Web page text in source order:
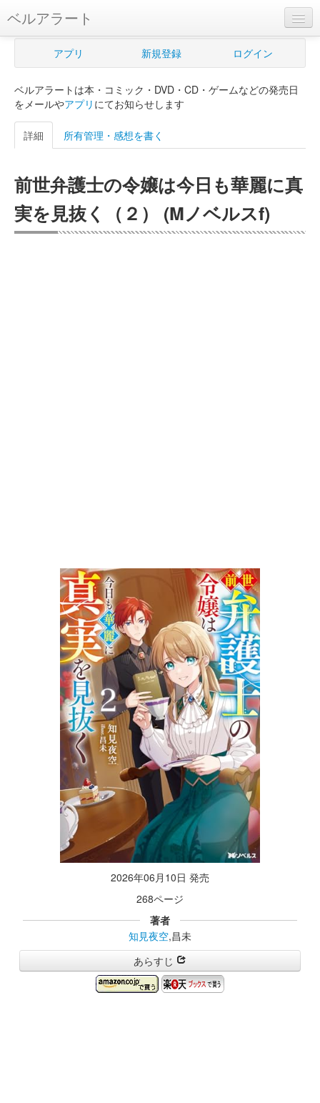
ベルアラート
ベルアラートとは
新規登録
ログイン
購入管理
Myシェルフ
アプリ 新規登録 ログイン
ベルアラートは本・コミック・DVD・CD・ゲームなどの発売日
をメールやアプリ にてお知らせします
詳細 所有管理・感想を書く
前世弁護士の令嬢は今日も華麗に真
実を見抜く（２） (Mノベルスf)
2026年06月10日 発売
268ページ
著者
知見夜空,昌未
あらすじ